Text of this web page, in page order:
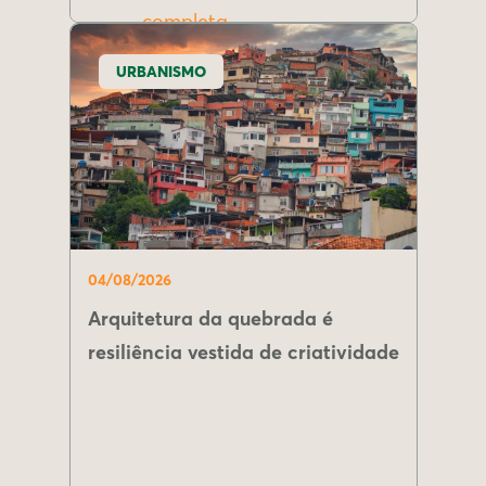
completa
URBANISMO
04/08/2026
Arquitetura da quebrada é
resiliência vestida de criatividade